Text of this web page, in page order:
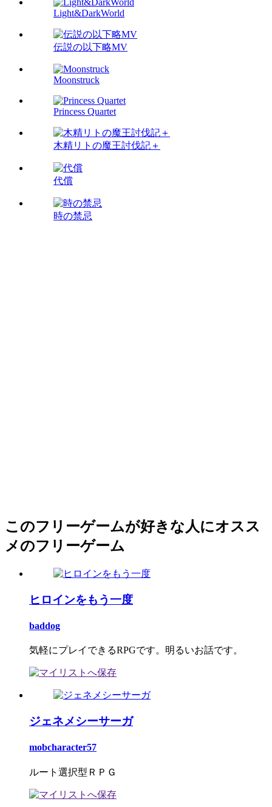
Light&DarkWorld
伝説の以下略MV
Moonstruck
Princess Quartet
木精リトの魔王討伐記＋
代償
時の禁忌
このフリーゲームが好きな人にオスス
メのフリーゲーム
ヒロインをもう一度
baddog
気軽にプレイできるRPGです。明るいお話です。
ジェネメシーサーガ
mobcharacter57
ルート選択型ＲＰＧ